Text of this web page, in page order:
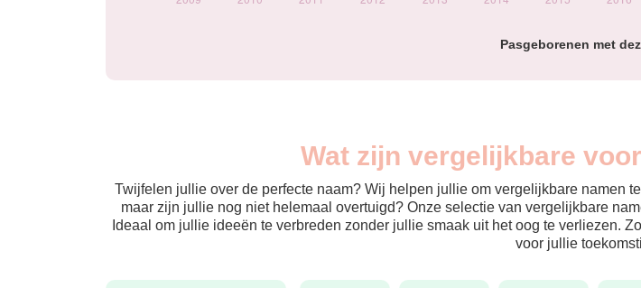
Pasgeborenen met
Wat zijn vergelijkbare
Twijfelen jullie over de perfecte naam? Wij helpen jullie om vergelijkbare namen
maar zijn jullie nog niet helemaal overtuigd? Onze selectie van vergelijkbare
Ideaal om jullie ideeën te verbreden zonder jullie smaak uit het oog te verliezen.
voor jullie